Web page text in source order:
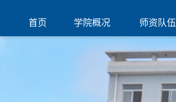
首页 学院概况 师资队伍